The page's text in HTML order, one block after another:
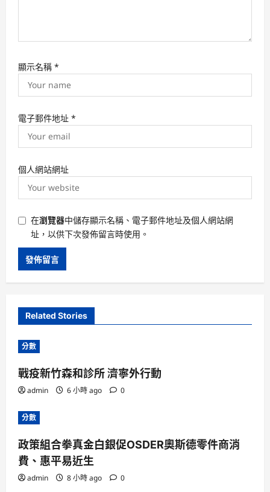
顯示名稱 *
電子郵件地址 *
個人網站網址
在瀏覽器中儲存顯示名稱、電子郵件地址及個人網站網
址，以供下次發佈留言時使用。
Related Stories
分數
戰疫新竹森和診所 濟寧外行動
admin 6 小時 ago 0
分數
政策組合拳真金白銀促OSDER奧斯德零件商消
費、惠平易近生
admin 8 小時 ago 0